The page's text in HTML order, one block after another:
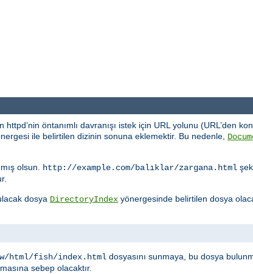
öntanımlı davranışı istek için URL yolunu (URL’den
ile belirtilen dizinin sonuna eklemektir. Bu nedenle,
olsun. http://example.com/balıklar/zargana.html
dosya DirectoryIndex yönergesinde belirtilen dosya
html/fish/index.html dosyasını sunmaya, bu dosya
sebep olacaktır.